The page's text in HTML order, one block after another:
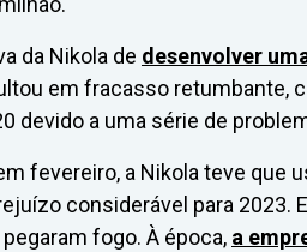
da Nikola de desenvolver
em fracasso retumbante,
devido a uma série de
fevereiro, a Nikola teve que
considerável para 2023.
fogo. À época, a